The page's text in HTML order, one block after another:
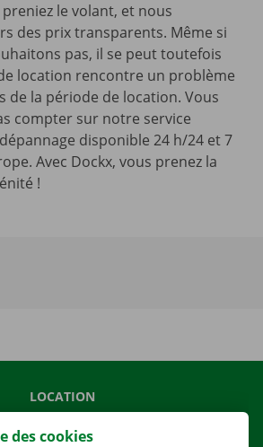
le volant, et nous
des prix transparents. Même si
pas, il se peut toutefois
location rencontre un problème
de la période de location. Vous
compter sur notre service
disponible 24 h/24 et 7
Avec Dockx, vous prenez la
!
LOCATION
des cookies